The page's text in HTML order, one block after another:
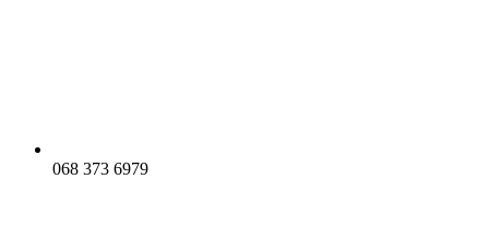
068 373 6979